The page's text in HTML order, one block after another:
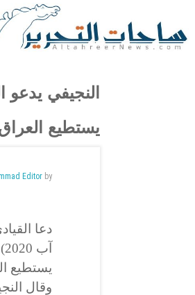
النجيفي
يستطيع
by
Editor
يستطيع
وقال